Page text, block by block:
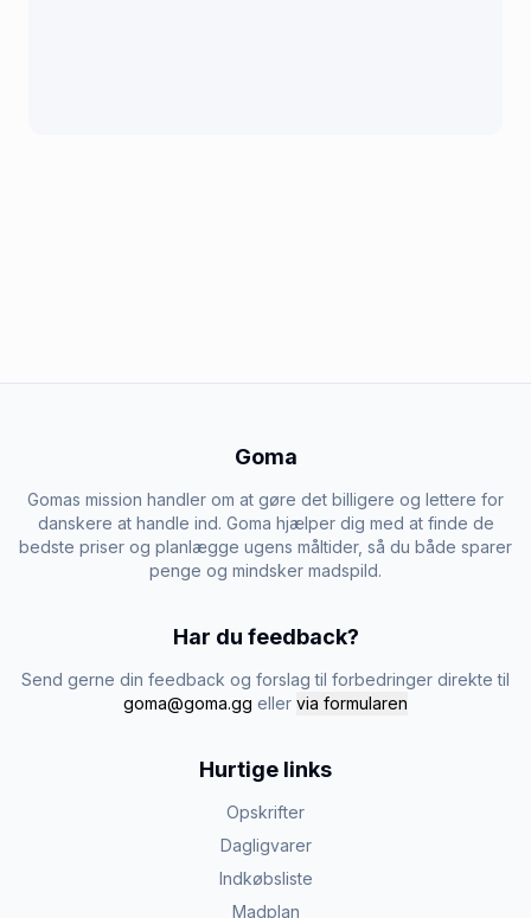
Goma
Gomas mission handler om at gøre det billigere og lettere for
danskere at handle ind. Goma hjælper dig med at finde de
bedste priser og planlægge ugens måltider, så du både sparer
penge og mindsker madspild.
Har du feedback?
Send gerne din feedback og forslag til forbedringer direkte til
goma@goma.gg eller via formularen
Hurtige links
Opskrifter
Dagligvarer
Indkøbsliste
Madplan